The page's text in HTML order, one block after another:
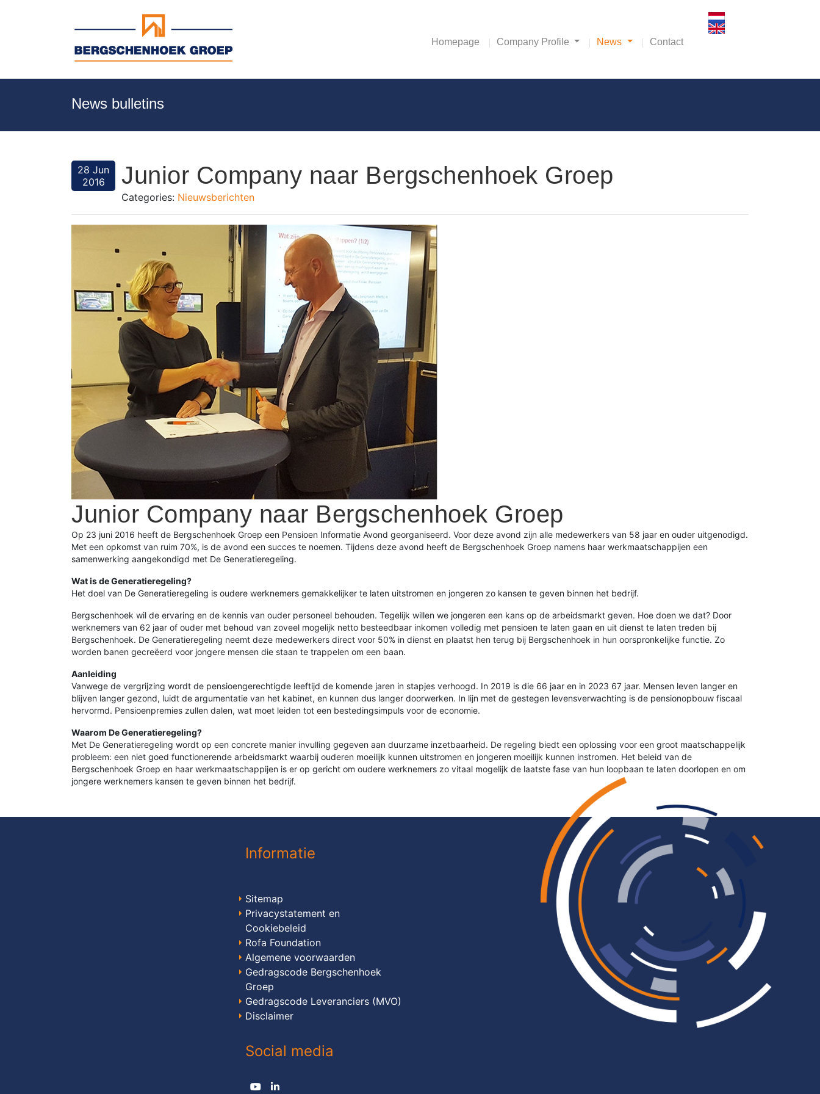
Homepage Company Profile News Contact
News bulletins
28 Jun
2016
Junior Company naar Bergschenhoek Groep
Categories: Nieuwsberichten
Junior Company naar Bergschenhoek Groep
Op 23 juni 2016 heeft de Bergschenhoek Groep een Pensioen Informatie Avond georganiseerd. Voor deze avond zijn alle medewerkers van 58 jaar en ouder uitgenodigd.
Met een opkomst van ruim 70%, is de avond een succes te noemen. Tijdens deze avond heeft de Bergschenhoek Groep namens haar werkmaatschappijen een
samenwerking aangekondigd met De Generatieregeling.
Wat is de Generatieregeling?
Het doel van De Generatieregeling is oudere werknemers gemakkelijker te laten uitstromen en jongeren zo kansen te geven binnen het bedrijf.
Bergschenhoek wil de ervaring en de kennis van ouder personeel behouden. Tegelijk willen we jongeren een kans op de arbeidsmarkt geven. Hoe doen we dat? Door
werknemers van 62 jaar of ouder met behoud van zoveel mogelijk netto besteedbaar inkomen volledig met pensioen te laten gaan en uit dienst te laten treden bij
Bergschenhoek. De Generatieregeling neemt deze medewerkers direct voor 50% in dienst en plaatst hen terug bij Bergschenhoek in hun oorspronkelijke functie. Zo
worden banen gecreëerd voor jongere mensen die staan te trappelen om een baan.
Aanleiding
Vanwege de vergrijzing wordt de pensioengerechtigde leeftijd de komende jaren in stapjes verhoogd. In 2019 is die 66 jaar en in 2023 67 jaar. Mensen leven langer en
blijven langer gezond, luidt de argumentatie van het kabinet, en kunnen dus langer doorwerken. In lijn met de gestegen levensverwachting is de pensionopbouw fiscaal
hervormd. Pensioenpremies zullen dalen, wat moet leiden tot een bestedingsimpuls voor de economie.
Waarom De Generatieregeling?
Met De Generatieregeling wordt op een concrete manier invulling gegeven aan duurzame inzetbaarheid. De regeling biedt een oplossing voor een groot maatschappelijk
probleem: een niet goed functionerende arbeidsmarkt waarbij ouderen moeilijk kunnen uitstromen en jongeren moeilijk kunnen instromen. Het beleid van de
Bergschenhoek Groep en haar werkmaatschappijen is er op gericht om oudere werknemers zo vitaal mogelijk de laatste fase van hun loopbaan te laten doorlopen en om
jongere werknemers kansen te geven binnen het bedrijf.
Informatie
Sitemap
Privacystatement en
Cookiebeleid
Rofa Foundation
Algemene voorwaarden
Gedragscode Bergschenhoek
Groep
Gedragscode Leveranciers (MVO)
Disclaimer
Social media